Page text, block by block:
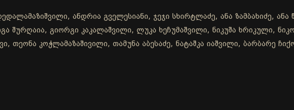
ანდრია გველესიანი, ჯეჯი სხირტლაძე, ანა ზამბახიძე,
შურღაია, გიორგი კაკალაშვილი, ლუკა ხეჩუმაშვილი, ნიკუშა ხრიკული,
კოჭლამაზაშივილი, თამუნა აბესაძე, ნატაშკა იაშვილი, ბარბარე